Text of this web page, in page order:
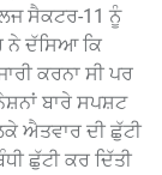
ਸੈਕਟਰ-11 ਨੂੰ
ਨੇ ਦੱਸਿਆ ਕਿ
ਕਰਨਾ ਸੀ ਪਰ
ਬਾਰੇ ਸਪਸ਼ਟ
ਐਤਵਾਰ ਦੀ ਛੁੱਟੀ
ਛੁੱਟੀ ਕਰ ਦਿੱਤੀ